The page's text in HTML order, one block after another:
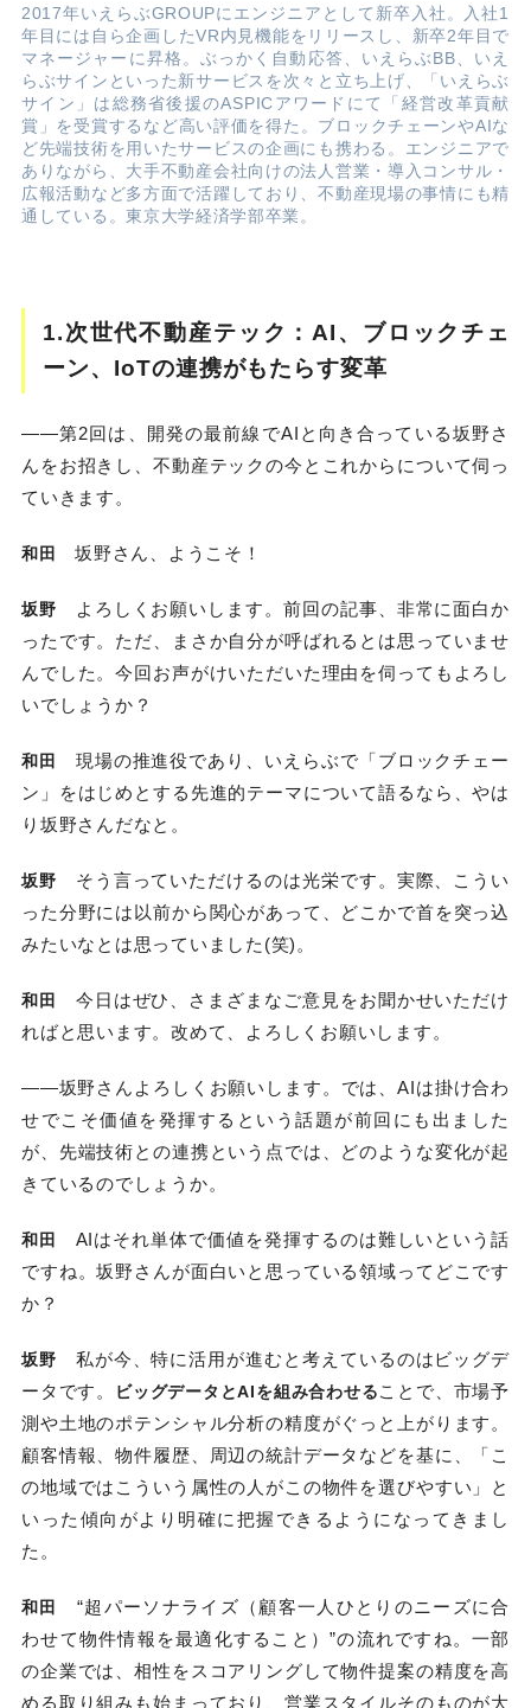
2017年いえらぶGROUPにエンジニアとして新卒入社。入社1
年目には自ら企画したVR内見機能をリリースし、新卒2年目で
マネージャーに昇格。ぶっかく自動応答、いえらぶBB、いえ
らぶサインといった新サービスを次々と立ち上げ、「いえらぶ
サイン」は総務省後援のASPICアワードにて「経営改革貢献
賞」を受賞するなど高い評価を得た。ブロックチェーンやAIな
ど先端技術を用いたサービスの企画にも携わる。エンジニアで
ありながら、大手不動産会社向けの法人営業・導入コンサル・
広報活動など多方面で活躍しており、不動産現場の事情にも精
通している。東京大学経済学部卒業。
1.次世代不動産テック：AI、ブロックチェ
ーン、IoTの連携がもたらす変革
――第2回は、開発の最前線でAIと向き合っている坂野さ
んをお招きし、不動産テックの今とこれからについて伺っ
ていきます。
和田 坂野さん、ようこそ！
坂野 よろしくお願いします。前回の記事、非常に面白か
ったです。ただ、まさか自分が呼ばれるとは思っていませ
んでした。今回お声がけいただいた理由を伺ってもよろし
いでしょうか？
和田
現場の推進役であり、いえらぶで「ブロックチェー
ン」をはじめとする先進的テーマについて語るなら、やは
り坂野さんだなと。
坂野 そう言っていただけるのは光栄です。実際、こうい
った分野には以前から関心があって、どこかで首を突っ込
みたいなとは思っていました(笑)。
和田
今日はぜひ、さまざまなご意見をお聞かせいただけ
ればと思います。改めて、よろしくお願いします。
――坂野さんよろしくお願いします。では、AIは掛け合わ
せでこそ価値を発揮するという話題が前回にも出ました
が、先端技術との連携という点では、どのような変化が起
きているのでしょうか。
和田
AIはそれ単体で価値を発揮するのは難しいという話
ですね。坂野さんが面白いと思っている領域ってどこです
か？
坂野 私が今、特に活用が進むと考えているのはビッグデ
ータです。
ビッグデータとAIを組み合わせることで、市場予
測や土地のポテンシャル分析の精度がぐっと上がります。
顧客情報、物件履歴、周辺の統計データなどを基に、「こ
の地域ではこういう属性の人がこの物件を選びやすい」と
いった傾向がより明確に把握できるようになってきまし
た。
和田
“超パーソナライズ（顧客一人ひとりのニーズに合
わせて物件情報を最適化すること）”の流れですね。一部
の企業では、相性をスコアリングして物件提案の精度を高
める取り組みも始まっており、営業スタイルそのものが大